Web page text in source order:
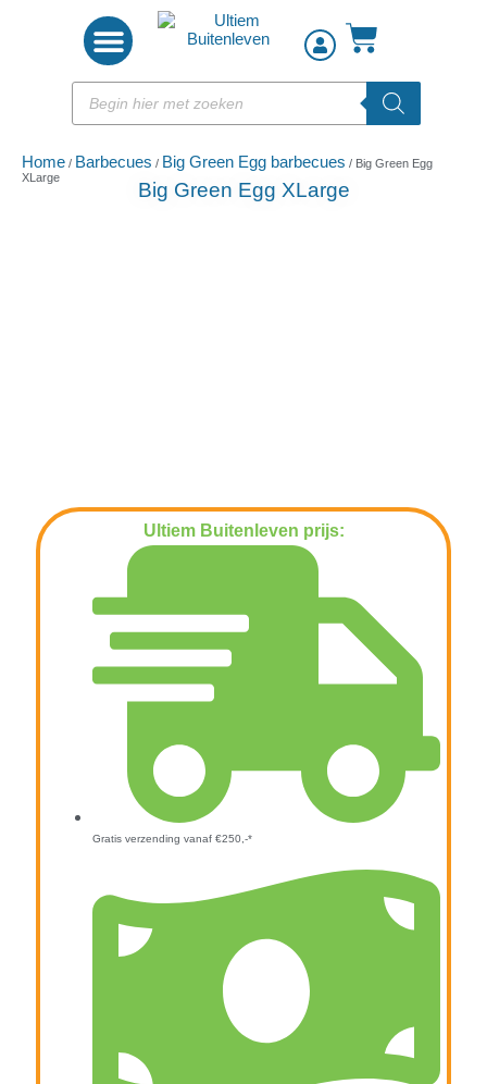
Home / Barbecues / Big Green Egg barbecues / Big Green Egg
XLarge
Big Green Egg XLarge
Ultiem Buitenleven prijs:
Gratis verzending vanaf €250,-*